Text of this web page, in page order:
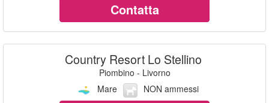
Contatta
Country Resort Lo Stellino
Piombino - Livorno
Mare
NON ammessi